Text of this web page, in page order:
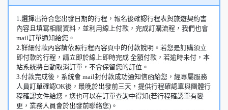
1.選擇出符合您出發日期的行程，報名後確認行程表與旅遊契約書
內容且填寫相關資料，並利用線上付款，完成訂購流程，我們也會
mail訂單通知給您。
2.詳細付款內容請依照行程內容頁中的付款說明。若您是訂購須立
即付款的行程，請立即於線上即時完成 全額付款，若逾時未付，本
站系統將自動取消訂單，不會保留您的訂位。
3.付款完成後，系統會 mail封付款成功通知信函給您，經專屬服務
人員訂單確認OK後，最晚於出發前三天，提供行程確認單與團體行
程確認文件給您，您也可以在訂單查詢中得知(若行程確認單有變
更，業務人員會於出發前聯絡您)。